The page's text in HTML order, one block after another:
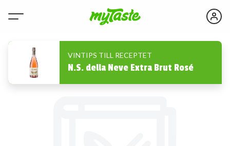
VINTIPS TILL RECEPTET
N.S. della Neve Extra Brut Rosé